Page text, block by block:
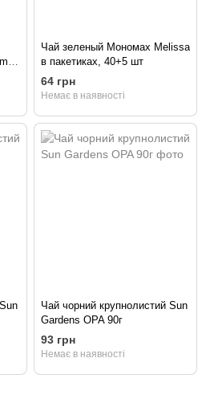
Чай зеленый Мономах Melissa
в пакетиках, 40+5 шт
64 грн
Немає в наявності
Чай чорний крупнолистий Sun
Gardens OPA 90г
93 грн
Немає в наявності